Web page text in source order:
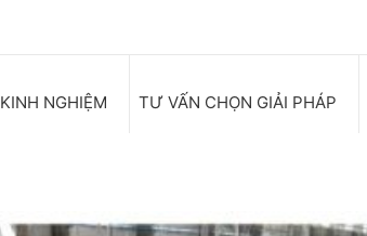
KINH NGHIỆM TƯ VẤN CHỌN GIẢI PHÁP